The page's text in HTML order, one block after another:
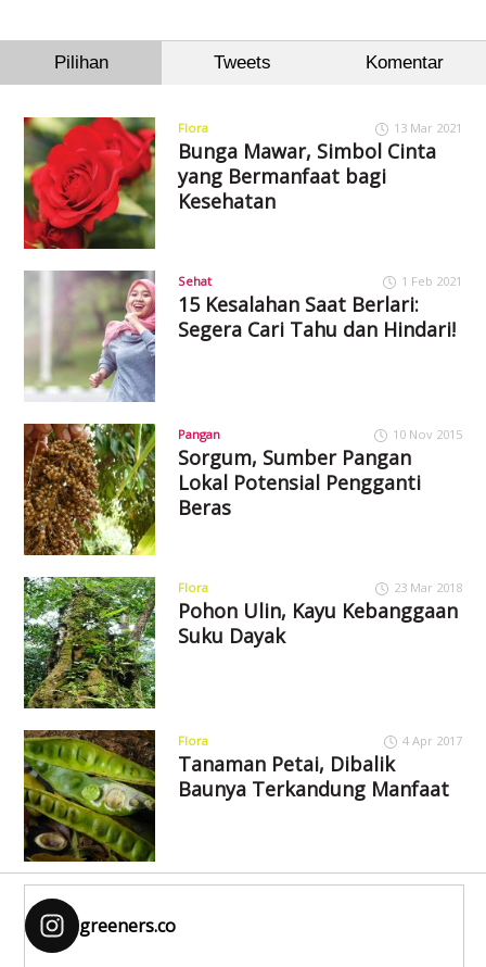
Pilihan Tweets Komentar
Flora 13 Mar 2021
Bunga Mawar, Simbol Cinta
yang Bermanfaat bagi
Kesehatan
Sehat 1 Feb 2021
15 Kesalahan Saat Berlari:
Segera Cari Tahu dan Hindari!
Pangan 10 Nov 2015
Sorgum, Sumber Pangan
Lokal Potensial Pengganti
Beras
Flora 23 Mar 2018
Pohon Ulin, Kayu Kebanggaan
Suku Dayak
Flora 4 Apr 2017
Tanaman Petai, Dibalik
Baunya Terkandung Manfaat
greeners.co